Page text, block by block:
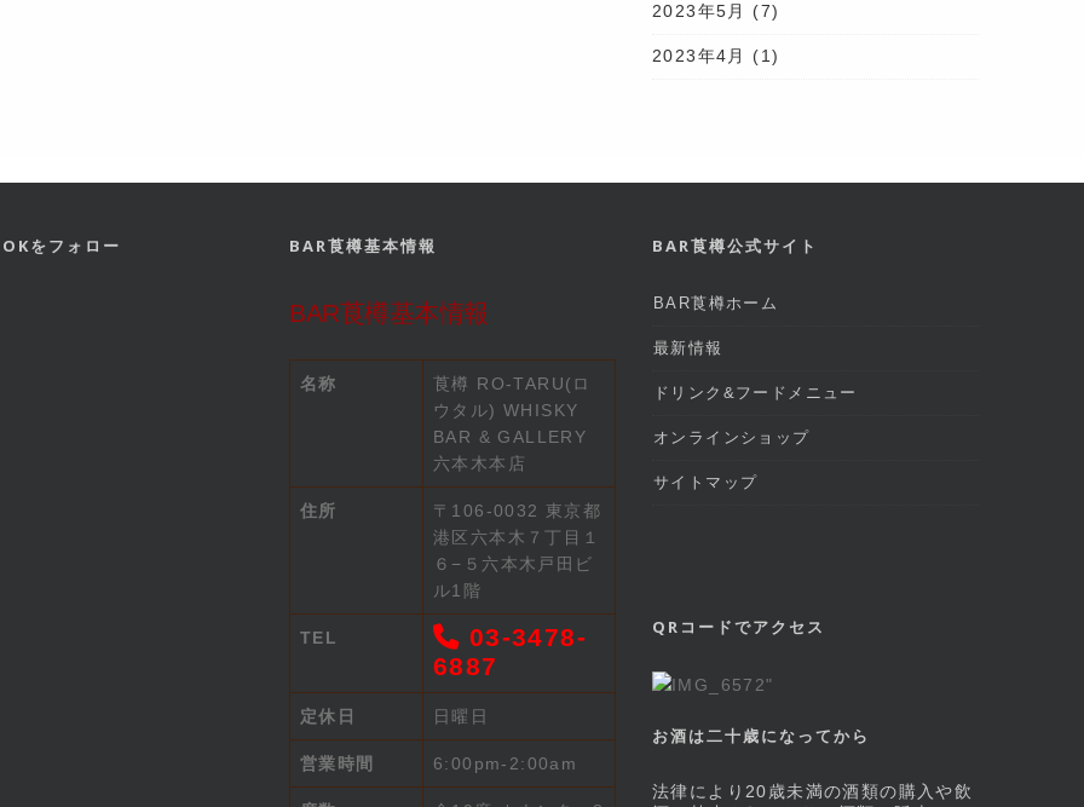
2023年5月 (7)
2023年4月 (1)
をフォロー BAR莨樽基本情報
BAR莨樽基本情報
名称
莨樽 RO-TARU(ロ
ウタル) WHISKY
BAR & GALLERY
六本木本店
住所
〒106-0032 東京都
港区六本木７丁目１
６−５六本木戸田ビ
ル1階
TEL
03-3478-
6887
定休日 日曜日
営業時間 6:00pm-2:00am
BAR莨樽公式サイト
BAR莨樽ホーム
最新情報
ドリンク&フードメニュー
オンラインショップ
サイトマップ
QRコードでアクセス
お酒は二十歳になってから
法律により20歳未満の酒類の購入や飲